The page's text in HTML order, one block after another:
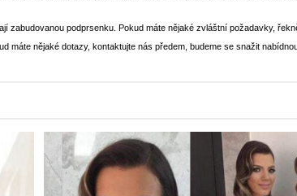
podprsenku. Pokud máte nějaké zvláštní požadavky,
máte nějaké dotazy, kontaktujte nás předem, budeme se snažit